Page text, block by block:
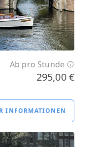
Ab pro Stunde
295,00 €
INFORMATIONEN